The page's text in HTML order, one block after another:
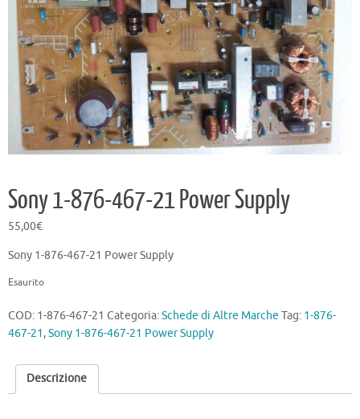
Sony 1-876-467-21 Power Supply
55,00€
Sony 1-876-467-21 Power Supply
Esaurito
COD: 1-876-467-21 Categoria:Schede di Altre Marche Tag: 1-876-
467-21,Sony 1-876-467-21 Power Supply
Descrizione